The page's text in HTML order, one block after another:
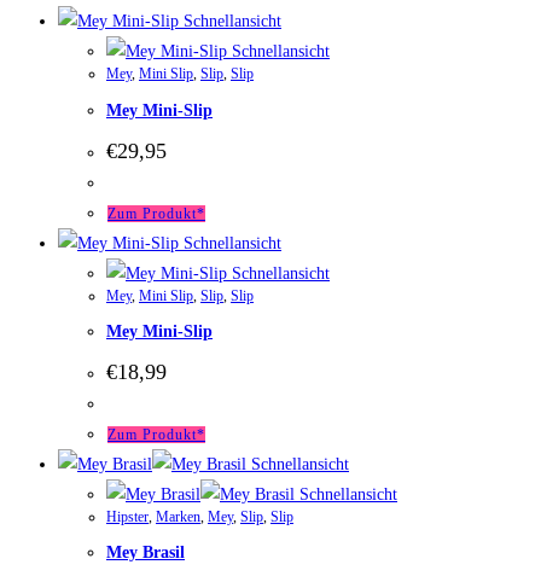
Schnellansicht
Schnellansicht
Mey, Mini Slip, Slip, Slip
Mey Mini-Slip
€29,95
Zum Produkt*
Schnellansicht
Schnellansicht
Mey, Mini Slip Slip Slip
Mey Mini-Slip
€18,99
Zum Produkt*
Schnellansicht
Schnellansicht
Hipster Marken Mey, Slip Slip
Mey Brasil